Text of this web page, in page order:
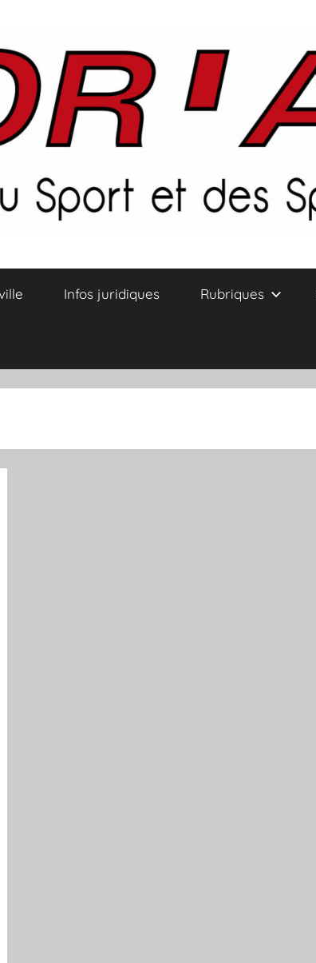
Infos juridiques Rubriques